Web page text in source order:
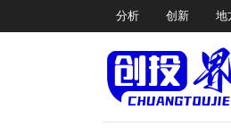
分析 创新 地